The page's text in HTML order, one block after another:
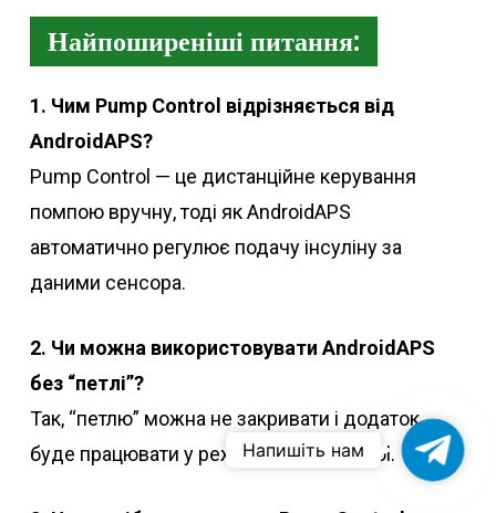
Найпоширеніші питання:
1. Чим Pump Control відрізняється від
AndroidAPS?
Pump Control — це дистанційне керування
помпою вручну, тоді як AndroidAPS
автоматично регулює подачу інсуліну за
даними сенсора.
2. Чи можна використовувати AndroidAPS
без “петлі”?
Так, “петлю” можна не закривати і додаток
буде працювати у режимі Pump Control.
Ваш
Напишіть нам